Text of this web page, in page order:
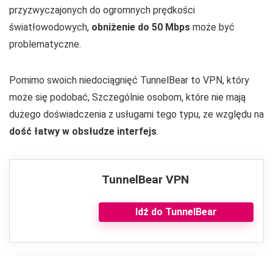
przyzwyczajonych do ogromnych prędkości
światłowodowych, obniżenie do 50 Mbps może być
problematyczne.
Pomimo swoich niedociągnięć TunnelBear to VPN, który
może się podobać, Szczególnie osobom, które nie mają
dużego doświadczenia z usługami tego typu, ze względu na
dość łatwy w obsłudze interfejs.
TunnelBear VPN
Idź do TunnelBear